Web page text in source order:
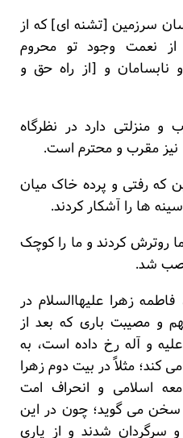
سرزمین [تشنه ای] که از
از نعمت وجود تو محروم
نابسامان و [از راه حق و
و منزلتی دارد در نظرگاه
نیز مقرب و محترم است.
که رفتی و پرده خاک میان
ها را آشکار کردند.
روترش کردند و ما را کوچک
شد.
زهرا علیهاالسلام در
و مصیبت باری که بعد از
و آله رخ داده است، به
کند؛ مثلاً در بیت دوم زهرا
اسلامی و انحراف امت
سخن می گوید؛ چون در این
سرگردان شدند و از یاری